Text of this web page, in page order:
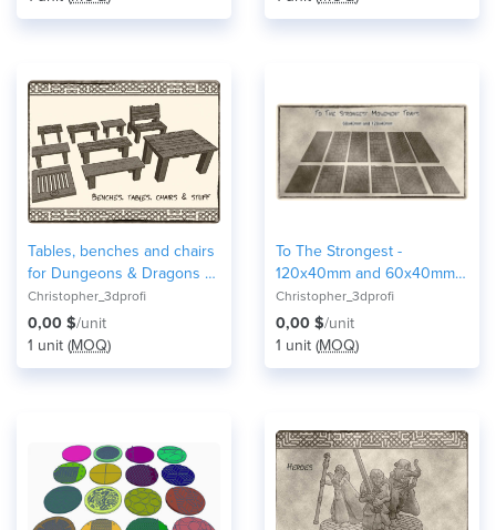
Tables, benches and chairs
for Dungeons & Dragons or
Warhammer 40k tabletop
Miniatures
Christopher_3dprofi
0,00 $/unit
1 unit (MOQ)
To The Strongest -
120x40mm and 60x40mm
Movement Trays for Units
and Bases
Christopher_3dprofi
0,00 $/unit
1 unit (MOQ)